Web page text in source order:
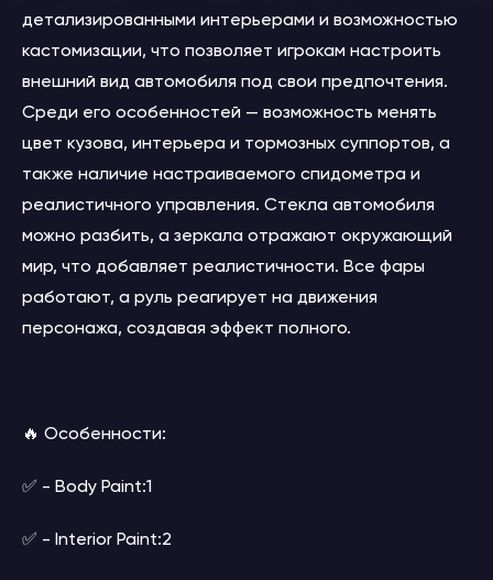
детализированными интерьерами и возможностью
кастомизации, что позволяет игрокам настроить
внешний вид автомобиля под свои предпочтения.
Среди его особенностей — возможность менять
цвет кузова, интерьера и тормозных суппортов, а
также наличие настраиваемого спидометра и
реалистичного управления. Стекла автомобиля
можно разбить, а зеркала отражают окружающий
мир, что добавляет реалистичности. Все фары
работают, а руль реагирует на движения
персонажа, создавая эффект полного.
🔥 Особенности:
✅ - Body Paint:1
✅ - Interior Paint:2